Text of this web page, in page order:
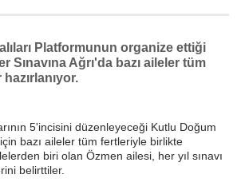
Platformunun organize ettiği
Sınavına Ağrı'da bazı aileler tüm
5'incisini düzenleyeceği Kutlu Doğum
bazı aileler tüm fertleriyle birlikte
biri olan Özmen ailesi, her yıl sınavı
belirttiler.